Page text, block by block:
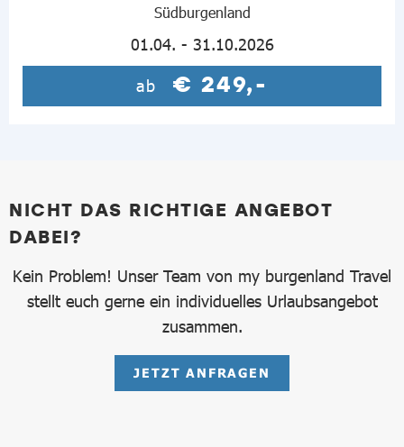
Südburgenland
01.04. - 31.10.2026
ab € 249,-
NICHT DAS RICHTIGE ANGEBOT
DABEI?
Kein Problem! Unser Team von my burgenland Travel
stellt euch gerne ein individuelles Urlaubsangebot
zusammen.
JETZT ANFRAGEN